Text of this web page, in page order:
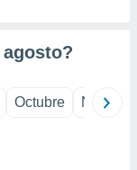
agosto?
Octubre